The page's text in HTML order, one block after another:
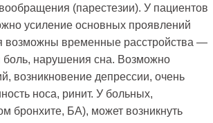
(парестезии). У пациентов
усиление основных проявлений
возможны временные расстройства —
боль, нарушения сна. Возможно
возникновение депрессии, очень
носа, ринит. У больных,
бронхите, БА), может возникнуть